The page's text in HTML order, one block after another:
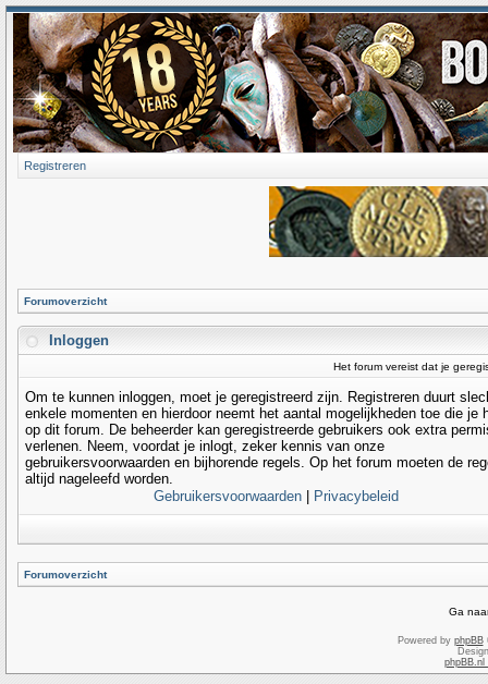
Registreren
Forumoverzicht
Inloggen
Het forum vereist dat je
Om te kunnen inloggen, moet je geregistreerd zijn. Registreren duurt
enkele momenten en hierdoor neemt het aantal mogelijkheden toe die je
op dit forum. De beheerder kan geregistreerde gebruikers ook extra
verlenen. Neem, voordat je inlogt, zeker kennis van onze
gebruikersvoorwaarden en bijhorende regels. Op het forum moeten de
altijd nageleefd worden.
Gebruikersvoorwaarden
Privacybeleid
Forumoverzicht
Ga
Powered by phpBB
phpBB.nl